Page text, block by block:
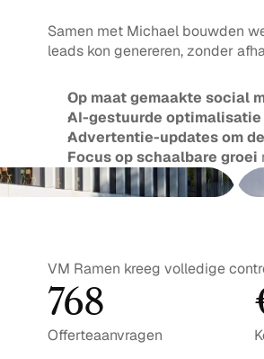
Samen met Michael bouwden
leads kon genereren, zonder
Op maat gemaakte social
AI-gestuurde optimalisatie
Advertentie-updates om
Focus op schaalbare groei
VM Ramen kreeg volledige
768
Offerteaanvragen